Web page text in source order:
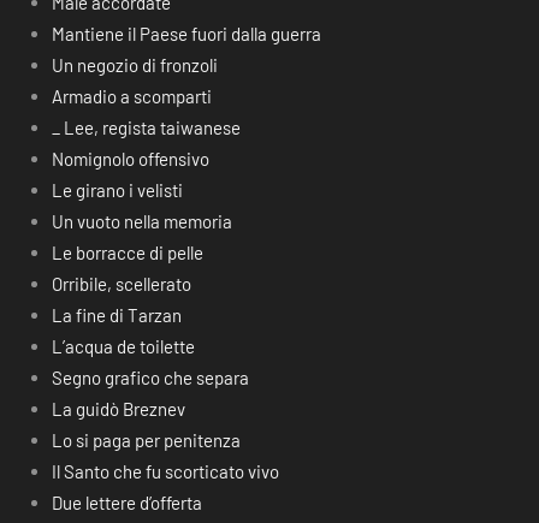
Mantiene il Paese fuori dalla guerra
Un negozio di fronzoli
Armadio a scomparti
_ Lee, regista taiwanese
Nomignolo offensivo
Le girano i velisti
Un vuoto nella memoria
Le borracce di pelle
Orribile, scellerato
La fine di Tarzan
L’acqua de toilette
Segno grafico che separa
La guidò Breznev
Lo si paga per penitenza
Il Santo che fu scorticato vivo
Due lettere d’offerta